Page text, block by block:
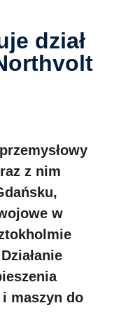
z nim
w
maszyn do